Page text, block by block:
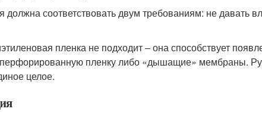
должна соответствовать двум требованиям: не давать
пленка не подходит – она способствует
перфорированную пленку либо «дышащие» мембраны.
целое.